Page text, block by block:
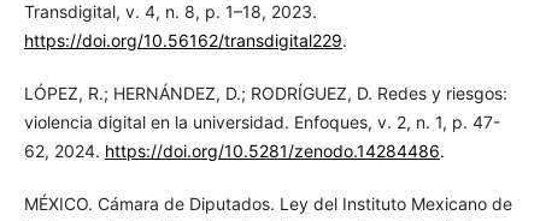
Transdigital, v. 4, n. 8, p. 1–18, 2023.
https://doi.org/10.56162/transdigital229.
LÓPEZ, R.; HERNÁNDEZ, D.; RODRÍGUEZ, D. Redes y riesgos:
violencia digital en la universidad. Enfoques, v. 2, n. 1, p. 47-
62, 2024. https://doi.org/10.5281/zenodo.14284486.
MÉXICO. Cámara de Diputados. Ley del Instituto Mexicano de